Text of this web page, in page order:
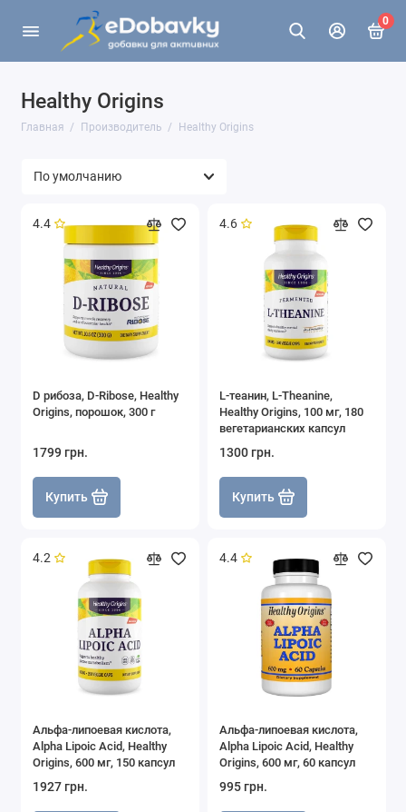
0
Healthy Origins
Главная Производитель Healthy Origins
4.4
D рибоза, D-Ribose, Healthy
Origins, порошок, 300 г
1799 грн.
Купить
4.6
L-теанин, L-Theanine,
Healthy Origins, 100 мг, 180
вегетарианских капсул
1300 грн.
Купить
4.2
Альфа-липоевая кислота,
Alpha Lipoic Acid, Healthy
Origins, 600 мг, 150 капсул
1927 грн.
4.4
Альфа-липоевая кислота,
Alpha Lipoic Acid, Healthy
Origins, 600 мг, 60 капсул
995 грн.